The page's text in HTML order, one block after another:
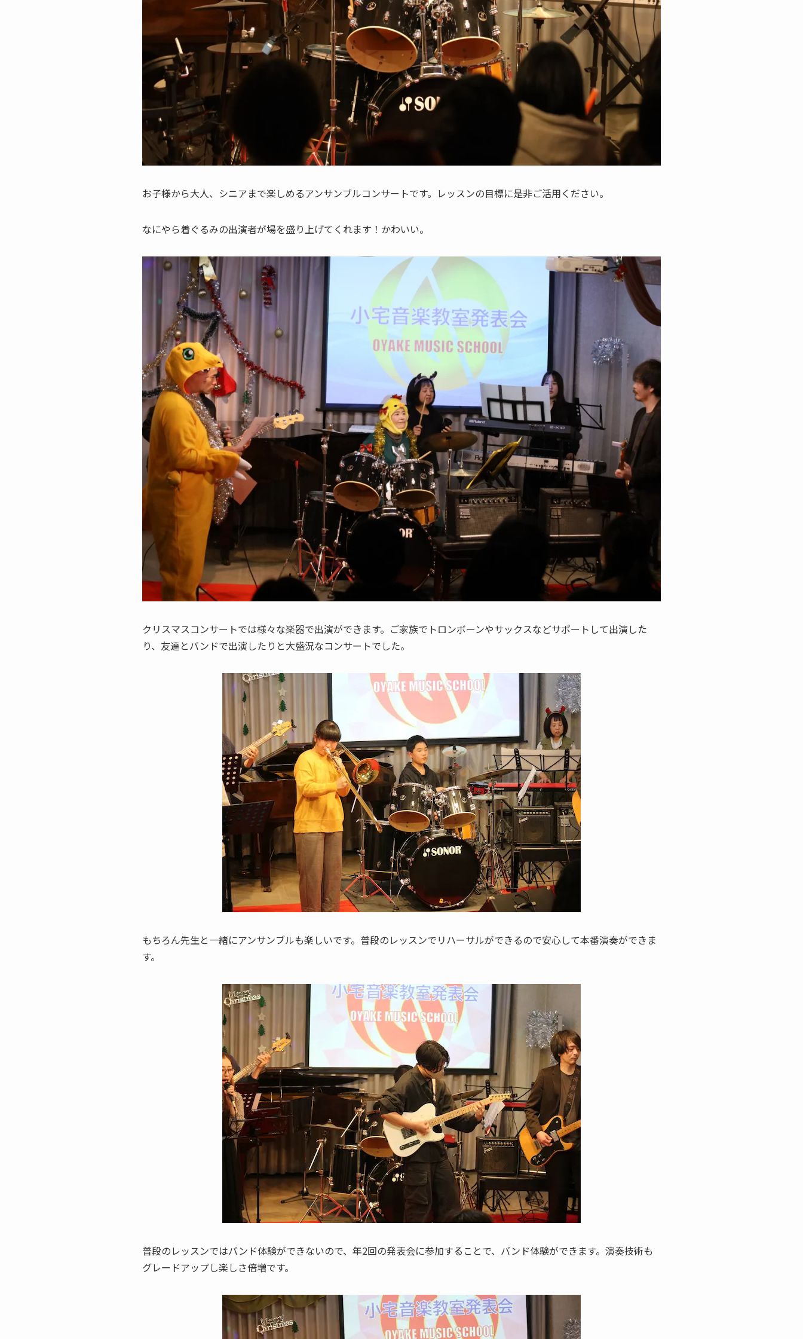
お子様から大人、シニアまで楽しめるアンサンブルコンサートです。レッスンの目標に是非ご活用ください。
なにやら着ぐるみの出演者が場を盛り上げてくれます！かわいい。
クリスマスコンサートでは様々な楽器で出演ができます。ご家族でトロンボーンやサックスなどサポートして出演した
り、友達とバンドで出演したりと大盛況なコンサートでした。
もちろん先生と一緒にアンサンブルも楽しいです。普段のレッスンでリハーサルができるので安心して本番演奏ができま
す。
普段のレッスンではバンド体験ができないので、年2回の発表会に参加することで、バンド体験ができます。演奏技術も
グレードアップし楽しさ倍増です。